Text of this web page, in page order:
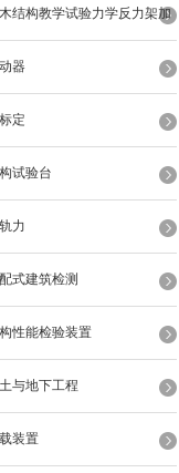
结构教学试验力学反力架加
置
器
定
试验台
力
式建筑检测
性能检验装置
与地下工程
装置